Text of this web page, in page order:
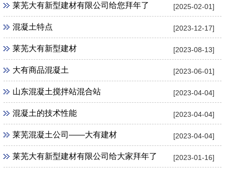
[2025-02-01]
莱芜大有新型建材有限公司给您拜年了
[2023-12-17]
混凝土特点
[2023-08-13]
莱芜大有新型建材
[2023-06-01]
大有商品混凝土
[2023-04-04]
山东混凝土搅拌站混合站
[2023-04-04]
混凝土的技术性能
[2023-04-04]
莱芜混凝土公司——大有建材
[2023-01-16]
莱芜大有新型建材有限公司给大家拜年了